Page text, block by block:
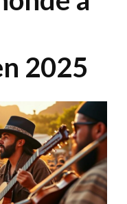
2025